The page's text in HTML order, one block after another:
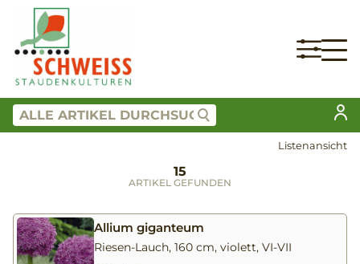
Listenansicht
15
ARTIKEL GEFUNDEN
Allium giganteum
Riesen-Lauch, 160 cm, violett, VI-VII